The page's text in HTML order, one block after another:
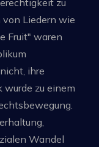
zu
Liedern wie
Fruit" waren
ihre
wurde zu einem
Wandel